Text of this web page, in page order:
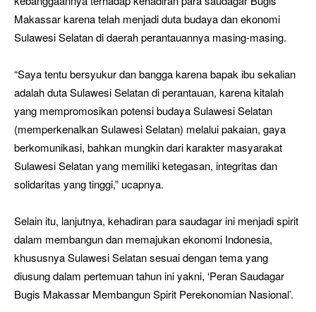
Makassar karena telah menjadi duta budaya dan ekonomi
Sulawesi Selatan di daerah perantauannya masing-masing.
“Saya tentu bersyukur dan bangga karena bapak ibu sekalian
adalah duta Sulawesi Selatan di perantauan, karena kitalah
yang mempromosikan potensi budaya Sulawesi Selatan
(memperkenalkan Sulawesi Selatan) melalui pakaian, gaya
berkomunikasi, bahkan mungkin dari karakter masyarakat
Sulawesi Selatan yang memiliki ketegasan, integritas dan
solidaritas yang tinggi,” ucapnya.
Selain itu, lanjutnya, kehadiran para saudagar ini menjadi spirit
dalam membangun dan memajukan ekonomi Indonesia,
khususnya Sulawesi Selatan sesuai dengan tema yang
diusung dalam pertemuan tahun ini yakni, ‘Peran Saudagar
Bugis Makassar Membangun Spirit Perekonomian Nasional’.